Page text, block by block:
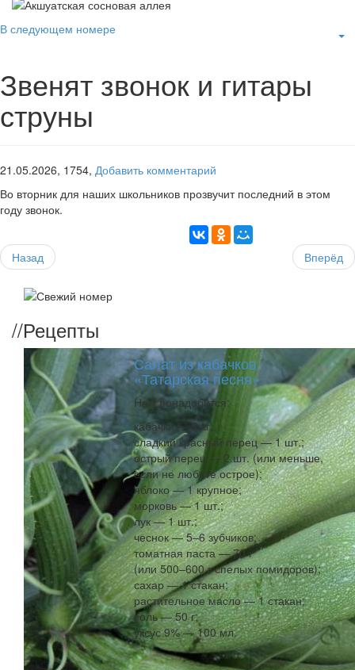
В следующем номере
Звенят звонок и гитары
струны
21.05.2026, 1754, Добавить комментарий
Во вторник для наших школьников прозвучит последний в этом
году звонок.
Назад Вперёд
//Рецепты
Салат из кабачков
«Татарская песня»
Нам понадобится:
кабачки — 2 кг;
сладкий красный перец — 1 шт.;
острый перец — 2 шт. (или меньше,
если не любите острое);
яблоко — 1 крупное;
морковь — 1 шт.;
лук — 1 шт.;
чеснок — 5–6 зубчиков;
томатная паста — 70 г
(или 500–600 г спелых помидоров);
сахар — 1 стакан;
растительное масло — 1 стакан;
соль — 50 г;
уксус 9% — 100 мл.